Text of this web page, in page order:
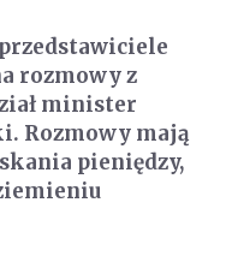
rozmowy z
minister
Rozmowy mają
pieniędzy,